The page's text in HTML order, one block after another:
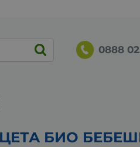
0888
БИО